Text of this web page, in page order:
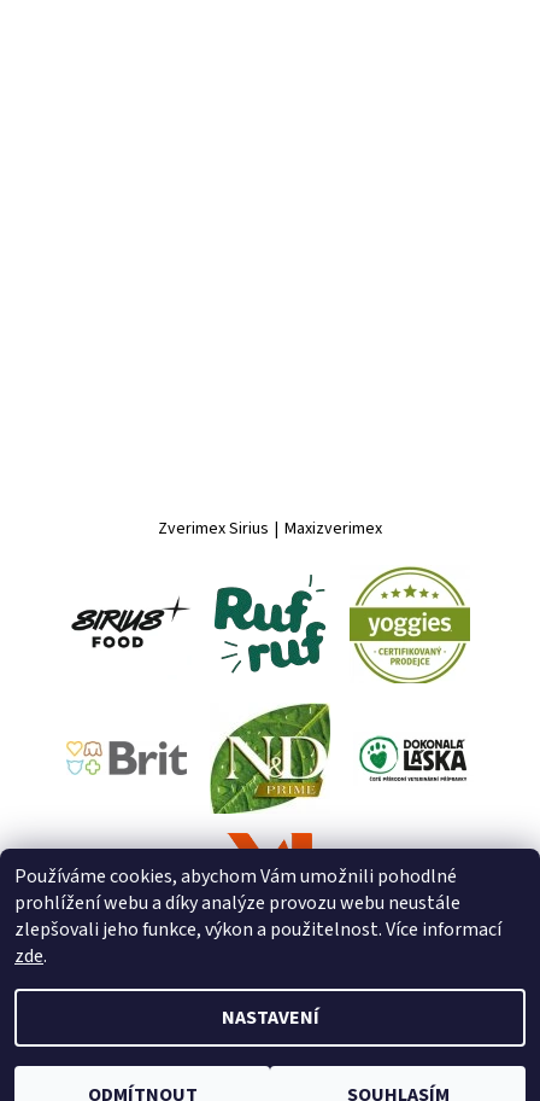
Zverimex Sirius | Maxizverimex
cookies
Používáme cookies, abychom Vám umožnili pohodlné
prohlížení webu a díky analýze provozu webu neustále
zlepšovali jeho funkce, výkon a použitelnost. Více informací
zde.
NASTAVENÍ
ODMÍTNOUT SOUHLASÍM